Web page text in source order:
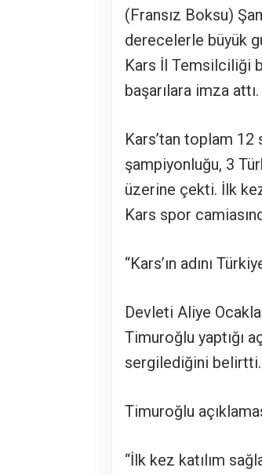
(Fransız Boksu)
derecelerle büyük
Kars İl Temsilciliği
başarılara imza attı.
Kars’tan toplam 12
şampiyonluğu, 3
üzerine çekti. İlk
Kars spor
“Kars’ın adını
Devleti Aliye
Timuroğlu yaptığı
sergilediğini belirtti.
Timuroğlu
“İlk kez katılım